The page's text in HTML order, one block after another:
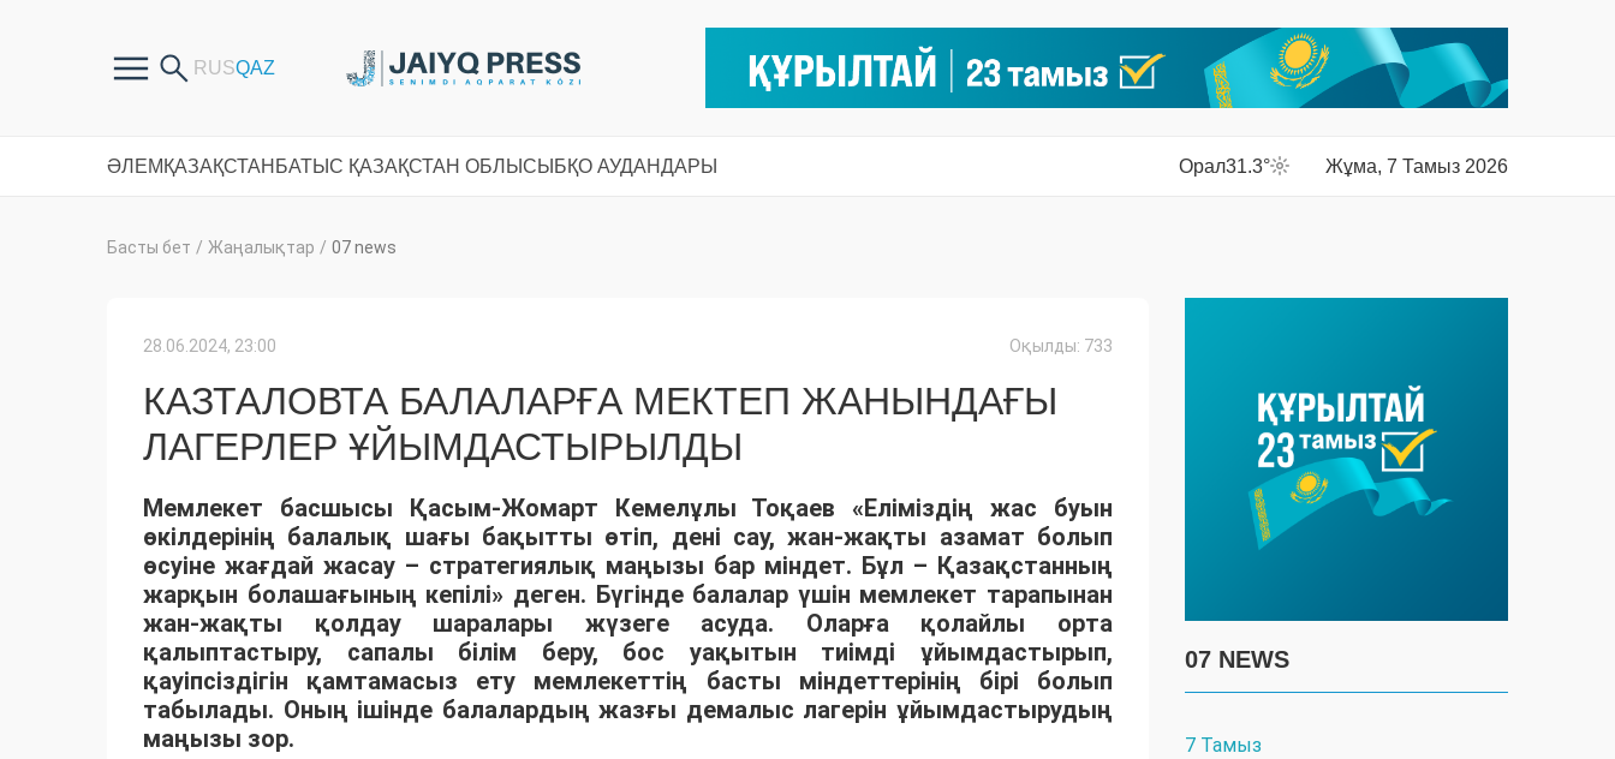
ӘЛЕМ ҚАЗАҚСТАН БАТЫС ҚАЗАҚСТАН ОБЛЫСЫ БҚО АУДАНДАРЫ Орал31.3° Жұма, 7 Тамыз 2026
Басты бет / Жаңалықтар / 07 news
28.06.2024, 23:00 Оқылды: 733
КАЗТАЛОВТА БАЛАЛАРҒА МЕКТЕП ЖАНЫНДАҒЫ
ЛАГЕРЛЕР ҰЙЫМДАСТЫРЫЛДЫ
Мемлекет басшысы Қасым-Жомарт Кемелұлы Тоқаев «Еліміздің жас буын
өкілдерінің балалық шағы бақытты өтіп, дені сау, жан-жақты азамат болып
өсуіне жағдай жасау – стратегиялық маңызы бар міндет. Бұл – Қазақстанның
жарқын болашағының кепілі» деген. Бүгінде балалар үшін мемлекет тарапынан
жан-жақты қолдау шаралары жүзеге асуда. Оларға қолайлы орта
қалыптастыру, сапалы білім беру, бос уақытын тиімді ұйымдастырып,
қауіпсіздігін қамтамасыз ету мемлекеттің басты міндеттерінің бірі болып
табылады. Оның ішінде балалардың жазғы демалыс лагерін ұйымдастырудың
маңызы зор.
07 NEWS
7 Тамыз